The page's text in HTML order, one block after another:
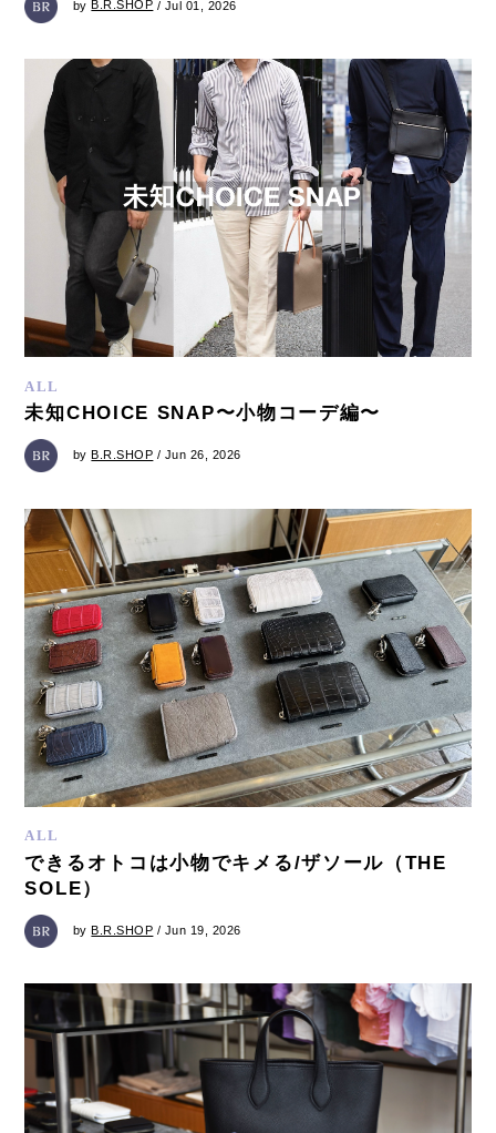
by B.R.SHOP / Jul 01, 2026
ALL
未知CHOICE SNAP〜小物コーデ編〜
byB.R.SHOP / Jun 26, 2026
ALL
できるオトコは小物でキメる/ザソール（THE
SOLE）
byB.R.SHOP / Jun 19, 2026